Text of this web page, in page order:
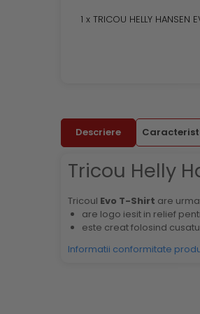
1 x TRICOU HELLY HANSEN
Descriere
Tricou Helly
Tricoul Evo T-Shirt are
are logo iesit in relief
este creat folosind
Informatii conformitate